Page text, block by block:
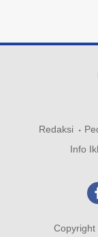
Redaksi
Info
Copyright